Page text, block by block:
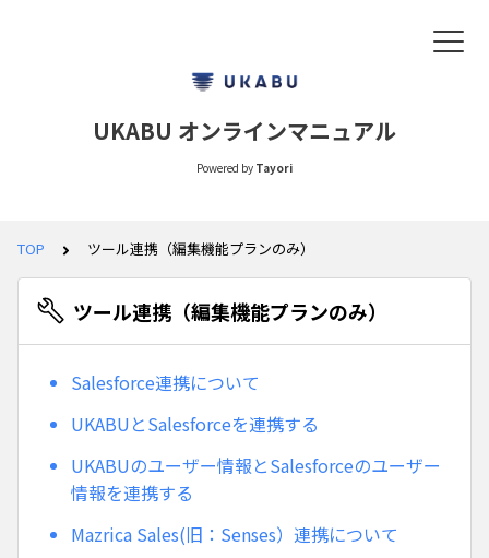
UKABU オンラインマニュアル
Powered by Tayori
TOP ツール連携（編集機能プランのみ）
ツール連携（編集機能プランのみ）
Salesforce連携について
UKABUとSalesforceを連携する
UKABUのユーザー情報とSalesforceのユーザー
情報を連携する
Mazrica Sales(旧：Senses）連携について